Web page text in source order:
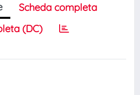
Scheda completa
(DC)